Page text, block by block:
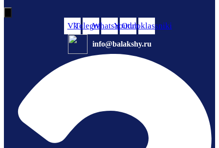
Toggle
VkTelegramWhatsappYoutube
Odnoklassniki
info@balakshy.ru